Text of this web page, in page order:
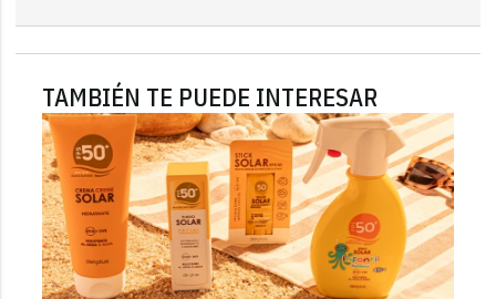
TAMBIÉN TE PUEDE INTERESAR